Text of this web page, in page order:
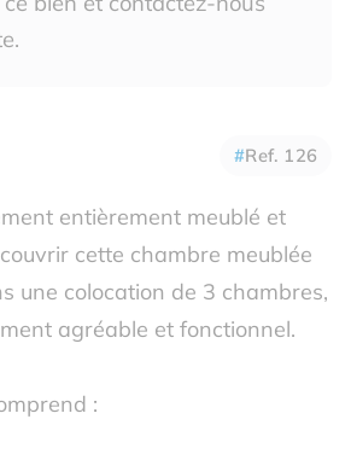
Ref. 126
entièrement meublé et
cette chambre meublée
une colocation de 3 chambres,
agréable et fonctionnel.
: